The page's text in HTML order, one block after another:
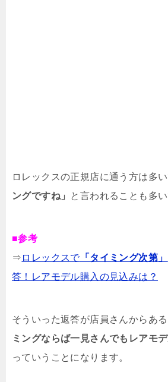
ロレックスの正規店に通う方は多い
ングですね」 と言われることも多い
■参考
⇒ ロレックスで「タイミング次第」
答！レアモデル購入の見込みは？
そういった返答が店員さんからある
ミングならば一見さんでもレアモ
っていうことになります。